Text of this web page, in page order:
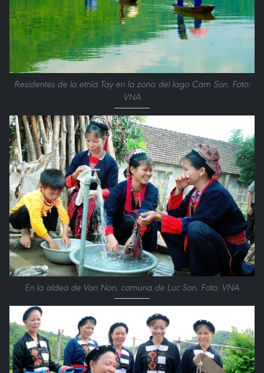
Residentes de la etnia Tay en la zona del lago Cam Son. Foto:
VNA
En la aldea de Van Non, comuna de Luc Son. Foto: VNA